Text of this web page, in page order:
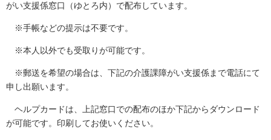
がい支援係窓口（ゆとろ内）で配布しています。
※手帳などの提示は不要です。
※本人以外でも受取りが可能です。
※郵送を希望の場合は、下記の介護課障がい支援係まで電話にて
申し出願います。
ヘルプカードは、上記窓口での配布のほか下記からダウンロード
が可能です。印刷してお使いください。